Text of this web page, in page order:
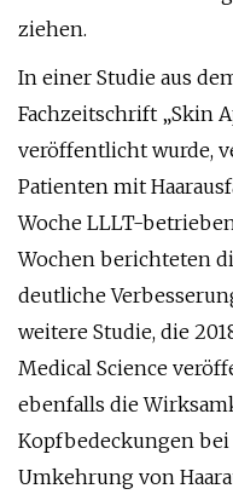
ziehen.
In einer Studie aus
Fachzeitschrift „Skin
veröffentlicht wurde,
Patienten mit
Woche LLLT-
Wochen berichteten
deutliche
weitere Studie, die
Medical Science
ebenfalls die
Kopfbedeckungen
Umkehrung von